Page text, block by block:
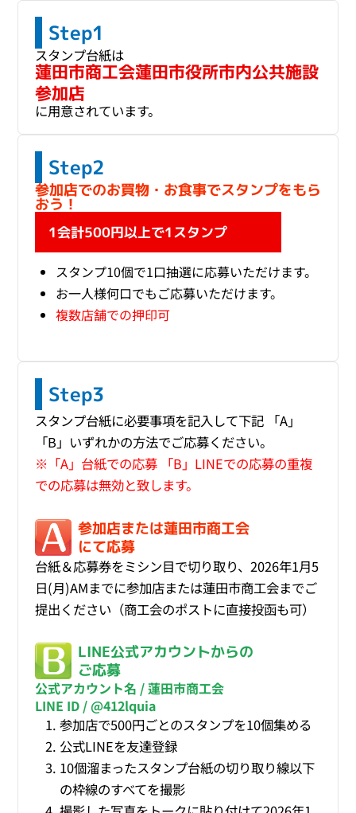
Step1
スタンプ台紙は
蓮田市商工会蓮田市役所市内公共施設
参加店
に用意されています。
Step2
参加店でのお買物・お食事でスタンプをもら
おう！
1会計500円以上で1スタンプ
スタンプ10個で1口抽選に応募いただけます。
お一人様何口でもご応募いただけます。
複数店舗での押印可
Step3
スタンプ台紙に必要事項を記入して下記 「A」
「B」いずれかの方法でご応募ください。
※「A」台紙での応募 「B」LINEでの応募の重複
での応募は無効と致します。
参加店または蓮田市商工会
にて応募
台紙＆応募券をミシン目で切り取り、2026年1月5
日(月)AMまでに参加店または蓮田市商工会までご
提出ください（商工会のポストに直接投函も可）
LINE公式アカウントからの
ご応募
公式アカウント名 / 蓮田市商工会
LINE ID / @412lquia
参加店で500円ごとのスタンプを10個集める
公式LINEを友達登録
10個溜まったスタンプ台紙の切り取り線以下
の枠線のすべてを撮影